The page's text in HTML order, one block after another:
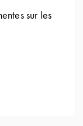
sur les